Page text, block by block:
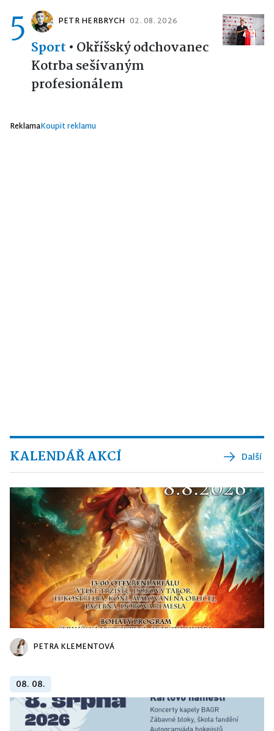
5 PETR HERBRYCH 02. 08. 2026
Sport • Okříšský odchovanec
Kotrba sešívaným
profesionálem
ReklamaKoupit reklamu
KALENDÁŘ AKCÍ Další
PETRA KLEMENTOVÁ
08. 08.